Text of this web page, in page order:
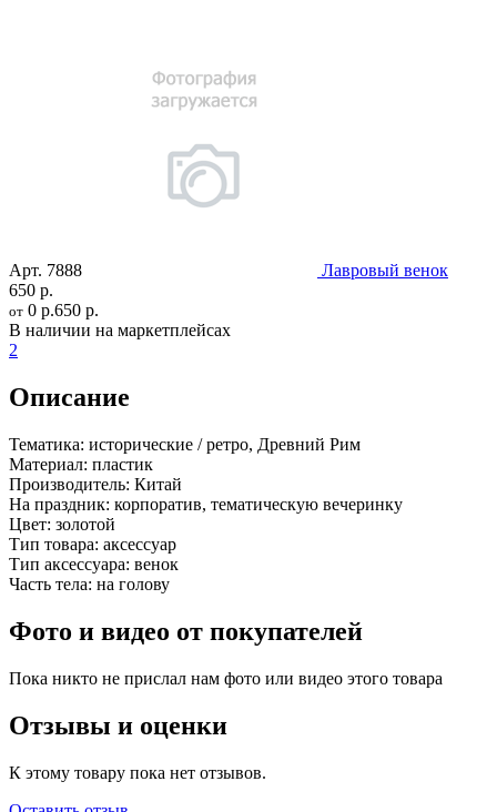
Арт. 7888
Лавровый венок
650 р.
от 0 р.650 р.
В наличии на маркетплейсах
2
Описание
Тематика: исторические / ретро, Древний Рим
Материал: пластик
Производитель: Китай
На праздник: корпоратив, тематическую вечеринку
Цвет: золотой
Тип товара: аксессуар
Тип аксессуара: венок
Часть тела: на голову
Фото и видео от покупателей
Пока никто не прислал нам фото или видео этого товара
Отзывы и оценки
К этому товару пока нет отзывов.